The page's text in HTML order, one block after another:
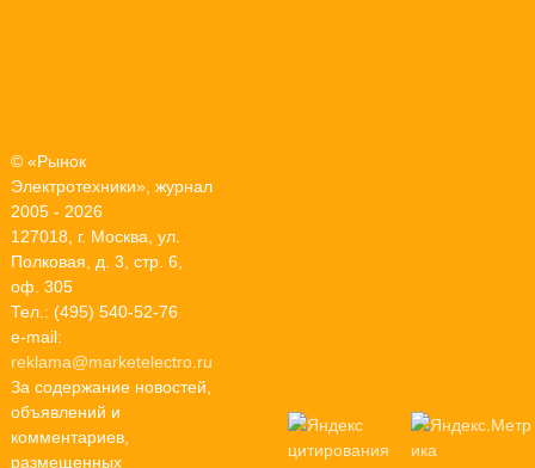
© «Рынок
Электротехники», журнал
2005 - 2026
127018, г. Москва, ул.
Полковая, д. 3, стр. 6,
оф. 305
Тел.: (495) 540-52-76
e-mail:
reklama@marketelectro.ru
За содержание новостей,
объявлений и
комментариев,
размещенных